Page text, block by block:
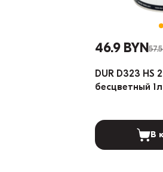
46.9 BYN
DUR D323 HS
бесцветный
В